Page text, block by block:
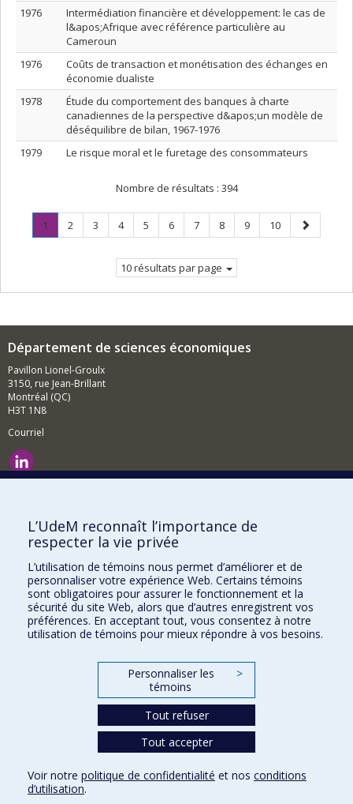
1976
Intermédiation financière et développement: le cas de
l&apos;Afrique avec référence particulière au
Cameroun
1976
Coûts de transaction et monétisation des échanges en
économie dualiste
1978
Étude du comportement des banques à charte
canadiennes de la perspective d&apos;un modèle de
déséquilibre de bilan, 1967-1976
1979
Le risque moral et le furetage des consommateurs
Nombre de résultats : 394
Page
1
Page
Page
2 Page
3 Page
4 Page
5 Page
6 Page
7 Page
8 Page
9 Page
10
Page
suivante
10 résultats par page
Département de sciences économiques
Pavillon Lionel-Groulx
3150, rue Jean-Brillant
Montréal (QC)
H3T 1N8
Courriel
Comment soutenir le Département?
BESOIN D'AIDE?
Plan du site
Signaler une erreur
Accessibilité
FACULTÉ DES ARTS ET DES SCIENCES
Nos départements et écoles
Conditions d’utilisation
L’UdeM reconnaît l’importance de
respecter la vie privée
L’utilisation de témoins nous permet d’améliorer et de
personnaliser votre expérience Web. Certains témoins
sont obligatoires pour assurer le fonctionnement et la
sécurité du site Web, alors que d’autres enregistrent vos
préférences. En acceptant tout, vous consentez à notre
utilisation de témoins pour mieux répondre à vos besoins.
Personnaliser les
témoins
>
Tout refuser
Tout accepter
Voir notre politique de confidentialité et nos conditions
d’utilisation.